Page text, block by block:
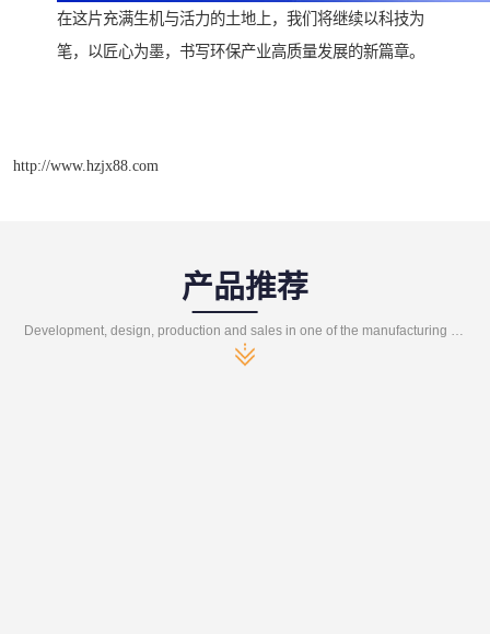
在这片充满生机与活力的土地上，我们将继续以科技为
笔，以匠心为墨，书写环保产业高质量发展的新篇章。
http://www.hzjx88.com
产品推荐
Development, design, production and sales in one of the manufacturing enterprises